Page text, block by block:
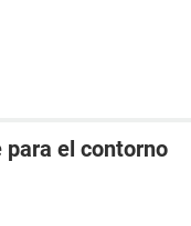
para el contorno